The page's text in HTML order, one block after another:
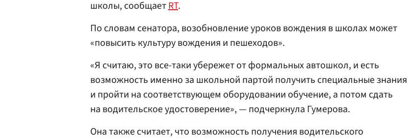
школы, сообщаетRT.
По словам сенатора, возобновление уроков вождения в школах может
«повысить культуру вождения и пешеходов».
«Я считаю, это все-таки убережет от формальных автошкол, и есть
возможность именно за школьной партой получить специальные знания
и пройти на соответствующем оборудовании обучение, а потом сдать
на водительское удостоверение», — подчеркнула Гумерова.
Она также считает, что возможность получения водительского